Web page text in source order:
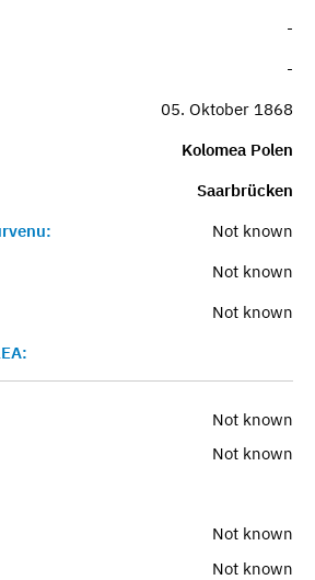
-
-
05. Oktober 1868
Kolomea Polen
Saarbrücken
Not known
Not known
Not known
Not known
Not known
Not known
Not known